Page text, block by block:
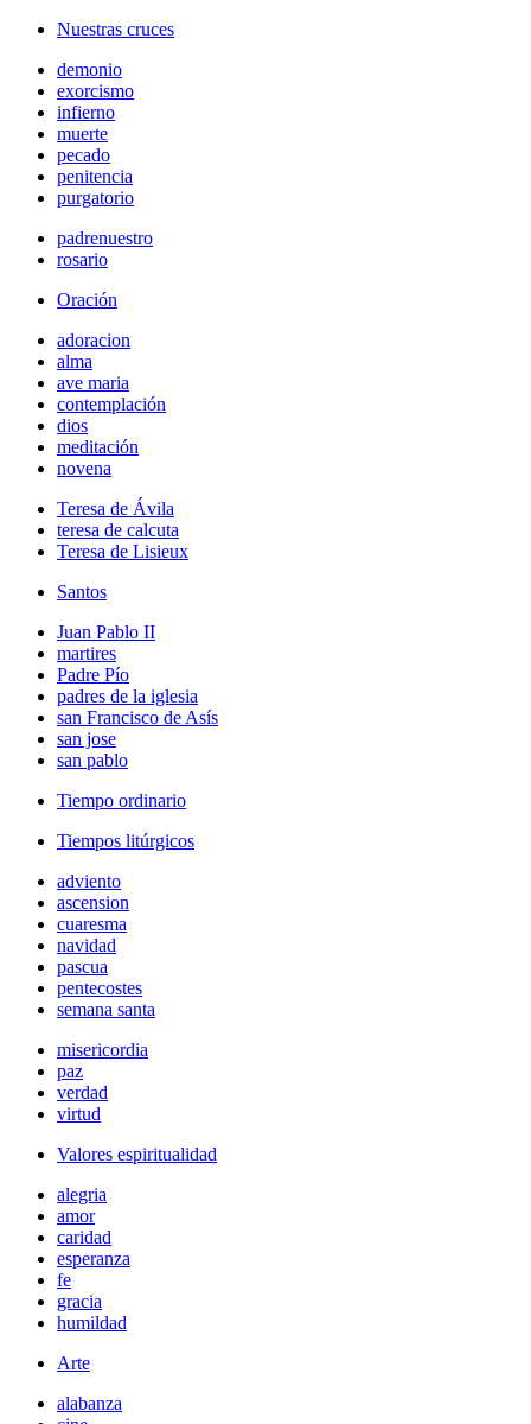
Nuestras cruces
demonio
exorcismo
infierno
muerte
pecado
penitencia
purgatorio
padrenuestro
rosario
Oración
adoracion
alma
ave maria
contemplación
dios
meditación
novena
Teresa de Ávila
teresa de calcuta
Teresa de Lisieux
Santos
Juan Pablo II
martires
Padre Pío
padres de la iglesia
san Francisco de Asís
san jose
san pablo
Tiempo ordinario
Tiempos litúrgicos
adviento
ascension
cuaresma
navidad
pascua
pentecostes
semana santa
misericordia
paz
verdad
virtud
Valores espiritualidad
alegria
amor
caridad
esperanza
fe
gracia
humildad
Arte
alabanza